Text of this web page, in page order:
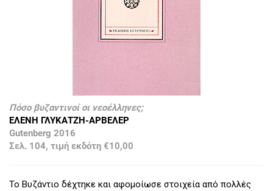
Πόσο βυζαντινοί οι νεοέλληνες;
ΕΛΕΝΗ ΓΛΥΚΑΤΖΗ-ΑΡΒΕΛΕΡ
Gutenberg 2016
Σελ. 104, τιμή εκδότη €10,00
Το Βυζάντιο δέχτηκε και αφομοίωσε στοιχεία από πολλές